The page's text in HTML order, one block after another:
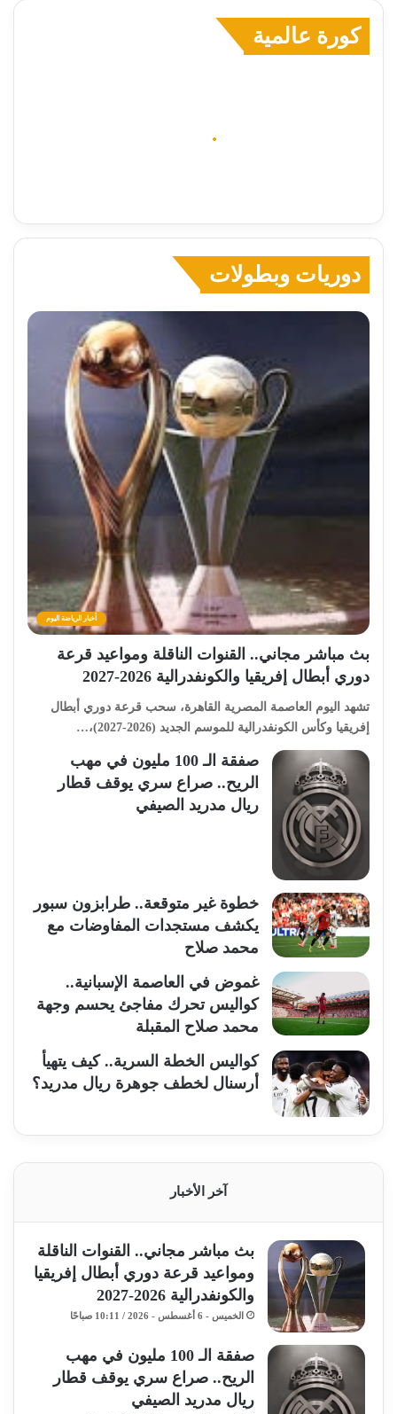
كورة عالمية
دوريات وبطولات
أخبار الرياضة اليوم
بث مباشر مجاني.. القنوات الناقلة ومواعيد قرعة
دوري أبطال إفريقيا والكونفدرالية 2026-2027
تشهد اليوم العاصمة المصرية القاهرة، سحب قرعة دوري أبطال
إفريقيا وكأس الكونفدرالية للموسم الجديد (2026-2027)،…
صفقة الـ 100 مليون في مهب
الريح.. صراع سري يوقف قطار
ريال مدريد الصيفي
خطوة غير متوقعة.. طرابزون سبور
يكشف مستجدات المفاوضات مع
محمد صلاح
غموض في العاصمة الإسبانية..
كواليس تحرك مفاجئ يحسم وجهة
محمد صلاح المقبلة
كواليس الخطة السرية.. كيف يتهيأ
أرسنال لخطف جوهرة ريال مدريد؟
آخر الأخبار
بث مباشر مجاني.. القنوات الناقلة
ومواعيد قرعة دوري أبطال إفريقيا
والكونفدرالية 2026-2027
الخميس - 6 أغسطس - 2026 / 10:11 صباحًا
صفقة الـ 100 مليون في مهب
الريح.. صراع سري يوقف قطار
ريال مدريد الصيفي